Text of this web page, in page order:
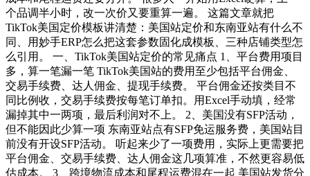
个品调半小时，改一次价又要重算一遍。 这篇文章就把
TikTok美国定价模板讲清楚：美国站定价和东南亚站有什么不
同、用妙手ERP怎么把这套参数固化成模板、三种店铺类型怎
么引用。 一、TikTok美国站定价的常见痛点 1、平台费用项目
多，算一笔漏一笔 TikTok美国站的费用至少包括平台佣金、
交易手续费、达人佣金、提现手续费。 平台佣金还按类目不
同比例收，交易手续费按每笔订单扣。用Excel手动填，经常
漏掉其中一两项，最后利润对不上。 2、美国没有SFP活动，
但不能因此少算一项 东南亚站点有SFP免运服务费，美国站目
前没有开设SFP活动。 听起来少了一项费用，实际上更需要把
平台佣金、交易手续费、达人佣金这几项算准，不然更容易低
估成本。 3、跨境物流成本和尾程运费混在一起 美国站发货分